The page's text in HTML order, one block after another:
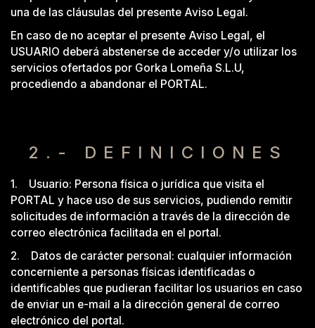
una de las cláusulas del presente Aviso Legal.
En caso de no aceptar el presente Aviso Legal, el
USUARIO deberá abstenerse de acceder y/o utilizar los
servicios ofertados por Gorka Lomeña S.L.U,
procediendo a abandonar el PORTAL.
2.- DEFINICIONES
1. Usuario: Persona física o jurídica que visita el
PORTAL y hace uso de sus servicios, pudiendo remitir
solicitudes de información a través de la dirección de
correo electrónica facilitada en el portal.
2. Datos de carácter personal: cualquier información
concerniente a personas físicas identificadas o
identificables que pudieran facilitar los usuarios en caso
de enviar un e-mail a la dirección general de correo
electrónico del portal.